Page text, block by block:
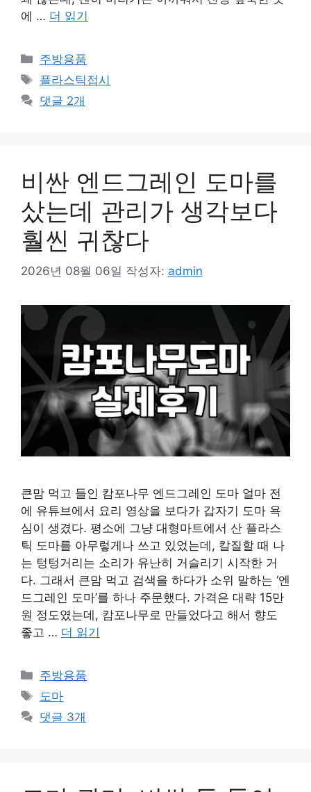
에 … 더 읽기
카
테
리
주방용품
태
그
플라스틱접시
댓글 2개
비싼 엔드그레인 도마를
샀는데 관리가 생각보다
훨씬 귀찮다
2026년 08월 06일 작성자: admin
큰맘 먹고 들인 캄포나무 엔드그레인 도마 얼마 전
에 유튜브에서 요리 영상을 보다가 갑자기 도마 욕
심이 생겼다. 평소에 그냥 대형마트에서 산 플라스
틱 도마를 아무렇게나 쓰고 있었는데, 칼질할 때 나
는 텅텅거리는 소리가 유난히 거슬리기 시작한 거
다. 그래서 큰맘 먹고 검색을 하다가 소위 말하는 ‘엔
드그레인 도마’를 하나 주문했다. 가격은 대략 15만
원 정도였는데, 캄포나무로 만들었다고 해서 향도
좋고 … 더 읽기
카
테
리
주방용품
태
그
도마
댓글 3개